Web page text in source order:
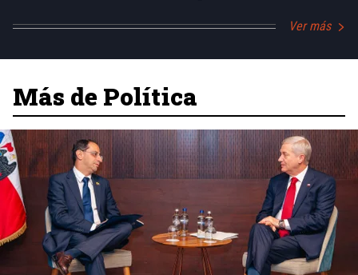
Ver más
Más de Política